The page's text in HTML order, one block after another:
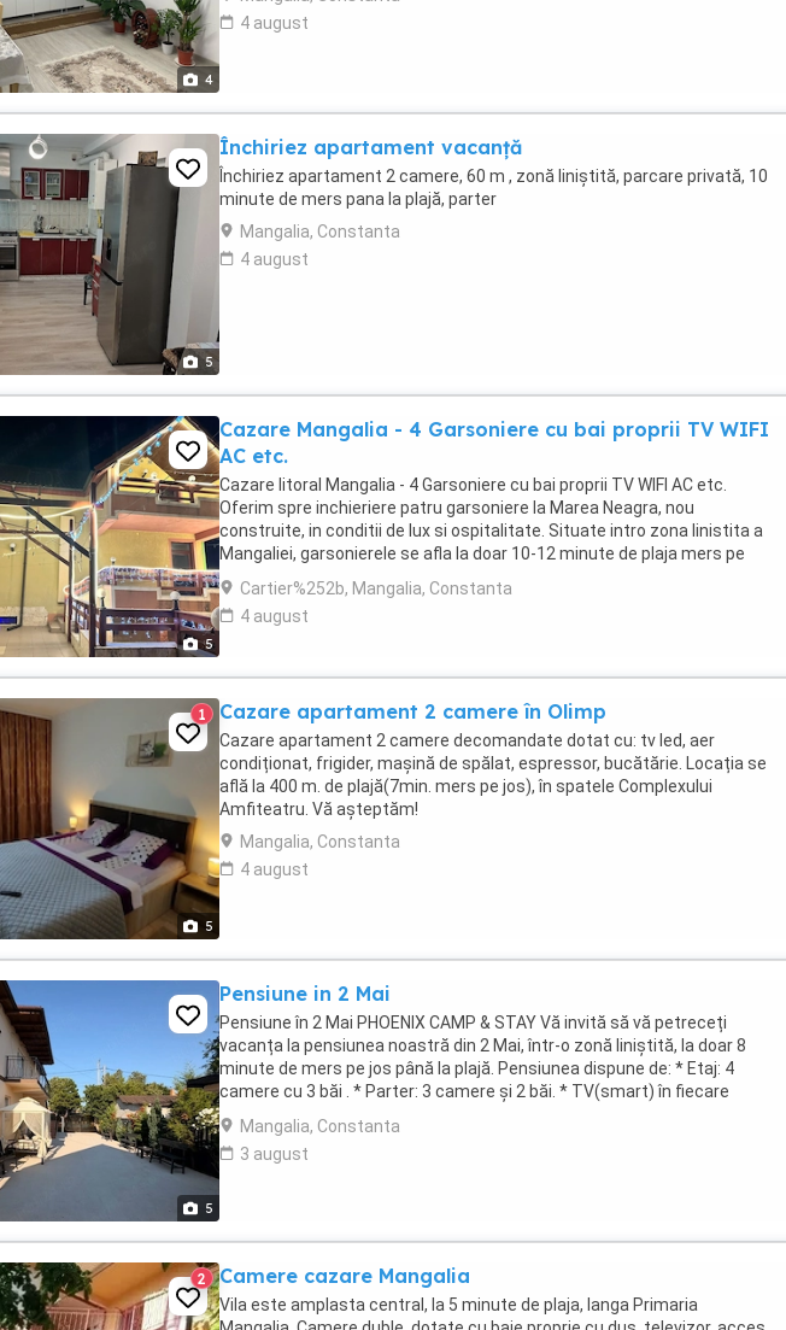
4
4 august
5
Închiriez apartament vacanță
Închiriez apartament 2 camere, 60 m , zonă liniștită, parcare privată, 10
minute de mers pana la plajă, parter
Mangalia, Constanta
4 august
5
Cazare Mangalia - 4 Garsoniere cu bai proprii TV WIFI
AC etc.
Cazare litoral Mangalia - 4 Garsoniere cu bai proprii TV WIFI AC etc.
Oferim spre inchieriere patru garsoniere la Marea Neagra, nou
construite, in conditii de lux si ospitalitate. Situate intro zona linistita a
Mangaliei, garsonierele se afla la doar 10-12 minute de plaja mers pe
jos sau 4-5 minute ...
Cartier%252b, Mangalia, Constanta
4 august
5
1 Cazare apartament 2 camere în Olimp
Cazare apartament 2 camere decomandate dotat cu: tv led, aer
condiționat, frigider, mașină de spălat, espressor, bucătărie. Locația se
află la 400 m. de plajă(7min. mers pe jos), în spatele Complexului
Amfiteatru. Vă așteptăm!
Mangalia, Constanta
4 august
5
Pensiune in 2 Mai
Pensiune în 2 Mai PHOENIX CAMP & STAY Vă invită să vă petreceți
vacanța la pensiunea noastră din 2 Mai, într-o zonă liniștită, la doar 8
minute de mers pe jos până la plajă. Pensiunea dispune de: * Etaj: 4
camere cu 3 băi . * Parter: 3 camere și 2 băi. * TV(smart) în fiecare
cameră * Wi-Fi gratuit. * ...
Mangalia, Constanta
3 august
2 Camere cazare Mangalia
Vila este amplasta central, la 5 minute de plaja, langa Primaria